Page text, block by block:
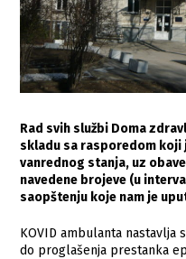
Rad svih službi Doma
skladu sa rasporedom koji
vanrednog stanja, uz
navedene brojeve (u
saopštenju koje nam je
KOVID ambulanta nastavlja
do proglašenja prestanka